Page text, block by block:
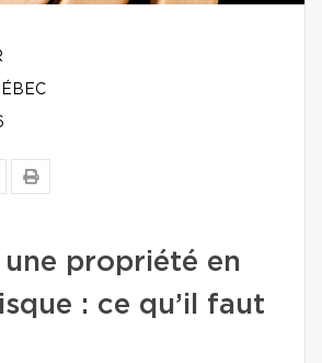
propriété en
: ce qu’il faut